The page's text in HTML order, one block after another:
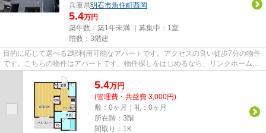
兵庫県明石市魚住町西岡
5.4万円
築年数：築1年未満 ｜募集中： 1室
階数：3階建
目的に応じて選べる2駅利用可能なアパートです。アクセスの良い徒歩7分の物件
です。こちらの物件はアパートです。物件探しをはじめるなら、リンクホームに
5.4万円
(管理費・共益費 3,000円)
敷：0ヶ月｜礼：0ヶ月
所在階：3階
間取り：1K